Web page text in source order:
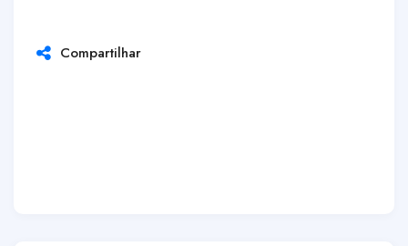
Compartilhar